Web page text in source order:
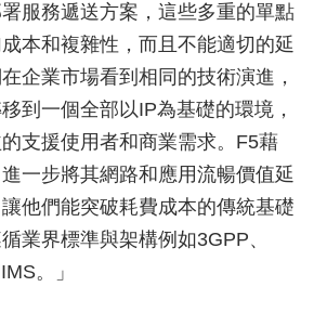
服務遞送方案，這些多重的單點
本和複雜性，而且不能適切的延
企業市場看到相同的技術演進，
到一個全部以IP為基礎的環境，
支援使用者和商業需求。F5藉
一步將其網路和應用流暢價值延
他們能突破耗費成本的傳統基礎
業界標準與架構例如3GPP、
。」